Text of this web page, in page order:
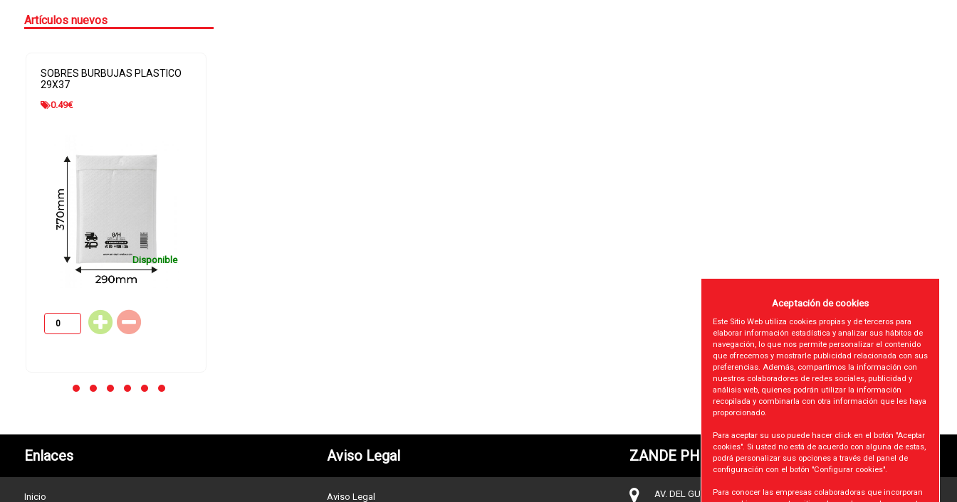
Artículos nuevos
SOBRES BURBUJAS PLASTICO
29X37
0.49€
Disponible
Enlaces Aviso Legal ZANDE PHONDEX SL
Inicio Aviso Legal AV. DEL GUIX nº35
Aceptación de cookies
Este Sitio Web utiliza cookies propias y de terceros para
elaborar información estadística y analizar sus hábitos de
navegación, lo que nos permite personalizar el contenido
que ofrecemos y mostrarle publicidad relacionada con sus
preferencias. Además, compartimos la información con
nuestros colaboradores de redes sociales, publicidad y
análisis web, quienes podrán utilizar la información
recopilada y combinarla con otra información que les haya
proporcionado.
Para aceptar su uso puede hacer click en el botón "Aceptar
cookies". Si usted no está de acuerdo con alguna de estas,
podrá personalizar sus opciones a través del panel de
configuración con el botón "Configurar cookies".
Para conocer las empresas colaboradoras que incorporan